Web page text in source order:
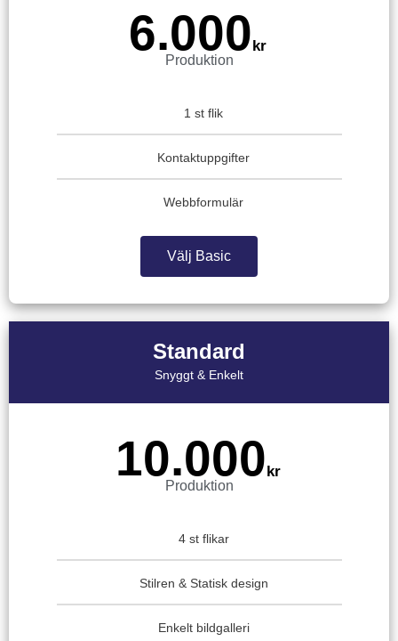
6.000 kr
Produktion
1 st flik
Kontaktuppgifter
Webbformulär
Välj Basic
Standard
Snyggt & Enkelt
10.000 kr
Produktion
4 st flikar
Stilren & Statisk design
Enkelt bildgalleri